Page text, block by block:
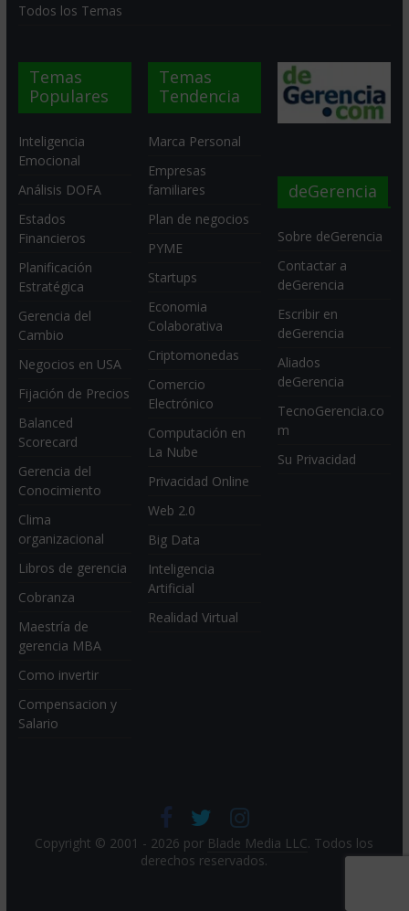
Todos los Temas
Temas
Populares
Inteligencia
Emocional
Análisis DOFA
Estados
Financieros
Planificación
Estratégica
Gerencia del
Cambio
Negocios en USA
Fijación de Precios
Balanced
Scorecard
Gerencia del
Conocimiento
Clima
organizacional
Libros de gerencia
Cobranza
Maestría de
gerencia MBA
Como invertir
Compensacion y
Salario
Temas
Tendencia
Marca Personal
Empresas
familiares
Plan de negocios
PYME
Startups
Economia
Colaborativa
Criptomonedas
Comercio
Electrónico
Computación en
La Nube
Privacidad Online
Web 2.0
Big Data
Inteligencia
Artificial
Realidad Virtual
deGerencia
Sobre deGerencia
Contactar a
deGerencia
Escribir en
deGerencia
Aliados
deGerencia
TecnoGerencia.co
m
Su Privacidad
Copyright © 2001 - 2026 por Blade Media LLC. Todos los
derechos reservados.